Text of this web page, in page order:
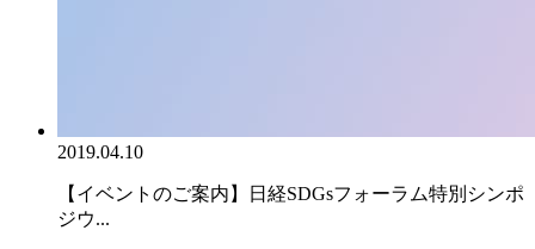
2019.04.10
【イベントのご案内】日経SDGsフォーラム特別シンポ
ジウ...